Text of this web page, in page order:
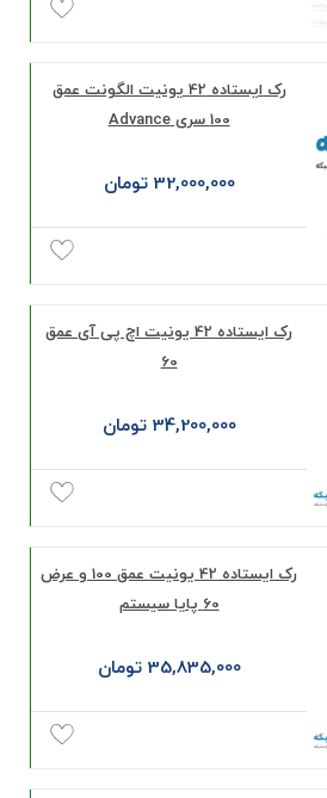
رک ايستاده 42 يونيت الگونت عمق
100 سری Advance
32,000,000 تومان
رک ایستاده 42 یونیت اچ پی آی عمق
60
34,200,000 تومان
رک ایستاده 42 یونیت عمق 100 و عرض
60 پایا سیستم
35,835,000 تومان